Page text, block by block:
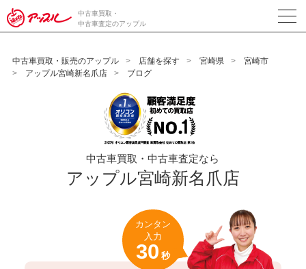
/*ABテスト_新規査定フォームの為のCVボタン*/
中古車買取・
中古車査定のアップル
中古車買取・販売のアップル 店舗を探す 宮崎県
宮崎市
アップル宮崎新名爪店
ブログ
中古車買取・中古車査定なら
アップル宮崎新名爪店
カンタン
入力
30 秒